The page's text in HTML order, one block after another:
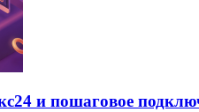
и пошаговое